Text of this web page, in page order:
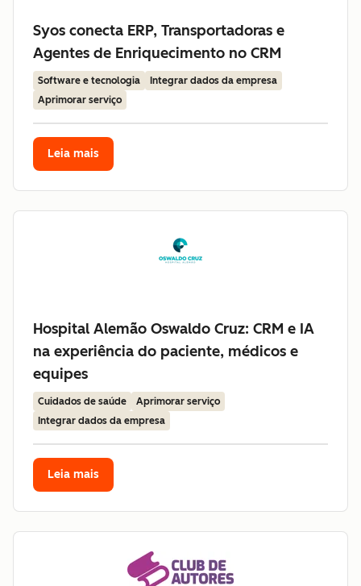
Syos conecta ERP, Transportadoras e
Agentes de Enriquecimento no CRM
Software e tecnologia
Integrar dados da empresa
Aprimorar serviço
Leia mais
Hospital Alemão Oswaldo Cruz: CRM e IA
na experiência do paciente, médicos e
equipes
Cuidados de saúde
Aprimorar serviço
Integrar dados da empresa
Leia mais